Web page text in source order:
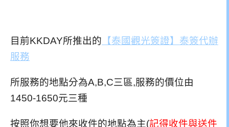
目前KKDAY所推出的 【泰國觀光簽證】泰簽代辦
服務
所服務的地點分為A,B,C三區,服務的價位由
1450-1650元三種
按照你想要他來收件的地點為主(記得收件與送件